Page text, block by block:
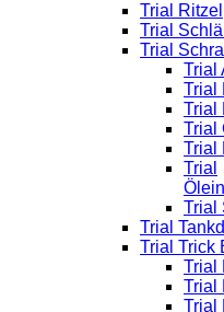
Trial Ritzel
Trial
Trial
Trial
Trial
Trial
Trial
Trial
Trial
Trial
Trial
Trial Trick
Trial
Trial
Trial